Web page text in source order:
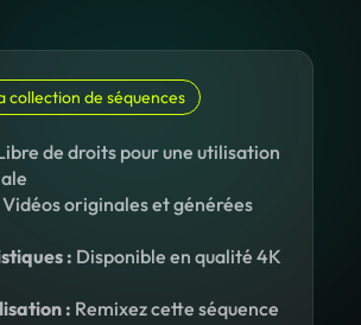
collection de séquences
de droits pour une utilisation
Vidéos originales et générées
: Disponible en qualité 4K
: Remixez cette séquence